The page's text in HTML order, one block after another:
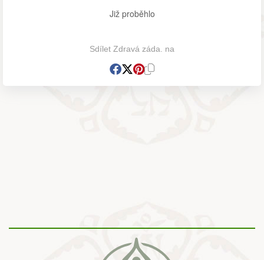
Již proběhlo
Sdílet Zdravá záda. na